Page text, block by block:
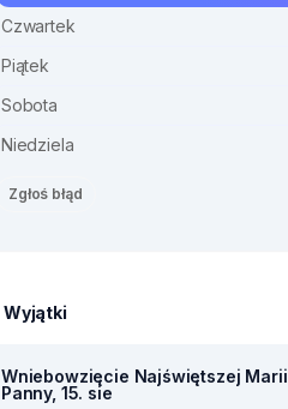
Czwartek
Piątek
Sobota
Niedziela
Zgłoś błąd
Wyjątki
Wniebowzięcie Najświętszej Marii
Panny, 15. sie